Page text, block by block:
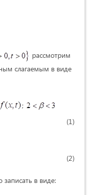
рассмотрим
слагаемым в виде
;
(2)
в виде: